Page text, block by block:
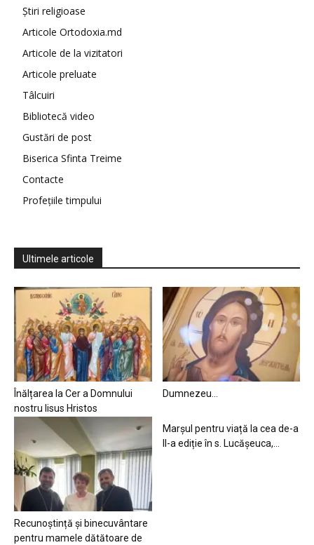
Știri religioase
Articole Ortodoxia.md
Articole de la vizitatori
Articole preluate
Tâlcuiri
Bibliotecă video
Gustări de post
Biserica Sfinta Treime
Contacte
Profețiile timpului
Ultimele articole
Înălțarea la Cer a Domnului
nostru Iisus Hristos
Dumnezeu…
Recunoștință și binecuvântare
pentru mamele dătătoare de
Marșul pentru viață la cea de-a
II-a ediție în s. Lucășeuca,...